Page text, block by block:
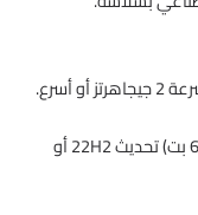
Windows 10 (إصدار 64 بت) تحديث 22H2 أو